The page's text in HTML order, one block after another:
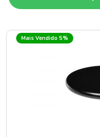
Mais Vendido 5%